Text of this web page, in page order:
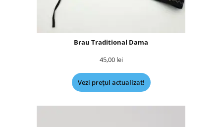
Brau Traditional Dama
45,00 lei
Vezi prețul actualizat!